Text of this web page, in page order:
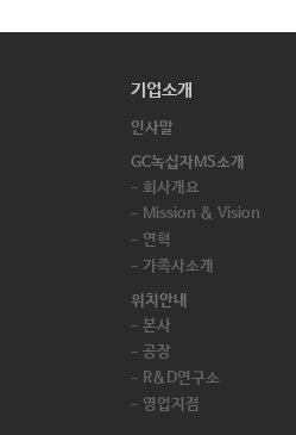
기업소개
인사말
GC녹십자MS소개
회사개요
Mission & Vision
연혁
가족사소개
위치안내
본사
공장
R&D연구소
영업지점